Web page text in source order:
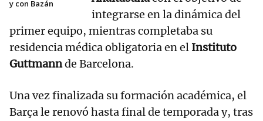
y con Bazán
integrarse en la dinámica del
primer equipo, mientras completaba su
residencia médica obligatoria en el Instituto
Guttmannde Barcelona.
Una vez finalizada su formación académica, el
Barça le renovó hasta final de temporada y, tras